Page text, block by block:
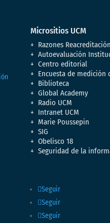
Micrositios UCM
Razones Reacreditación
Autoevaluación
Centro editorial
Encuesta de medición
Biblioteca
Global Academy
Radio UCM
Intranet UCM
Marie Poussepin
SIG
Obelisco 18
Seguridad de la
Seguir
Seguir
Seguir